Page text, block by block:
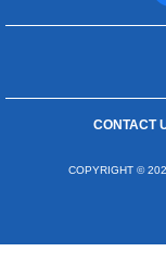
CONTACT
COPYRIGHT ©